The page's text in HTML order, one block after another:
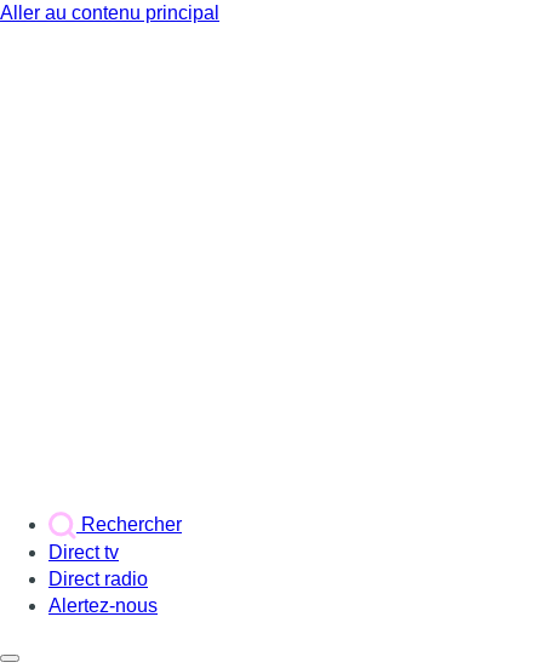
Aller au contenu principal
Rechercher
Direct tv
Direct radio
Alertez-nous